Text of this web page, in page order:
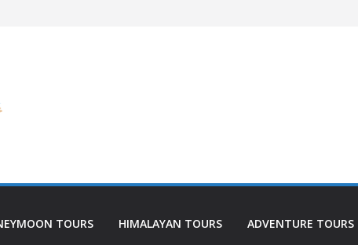
TOURS HIMALAYAN TOURS ADVENTURE TOURS